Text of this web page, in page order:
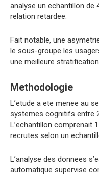
analyse un echantillon
relation retardee.
Fait notable, une
le sous-groupe les
une meilleure
Methodologie
L’etude a ete menee au
systemes cognitifs entre
L’echantillon comprenait
recrutes selon un
L’analyse des donnees
automatique supervise